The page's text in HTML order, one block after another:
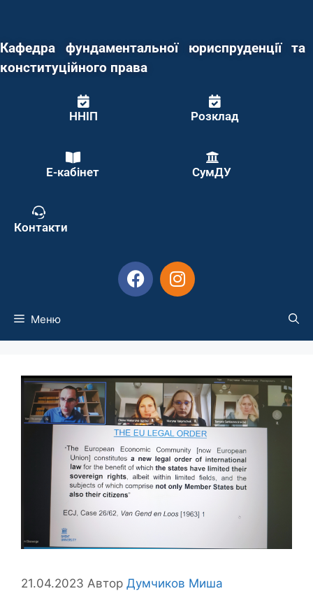
Кафедра фундаментальної юриспруденції та
конституційного права
ННІП Розклад
Е-кабінет СумДУ
Контакти
Меню
21.04.2023 Автор Думчиков Миша